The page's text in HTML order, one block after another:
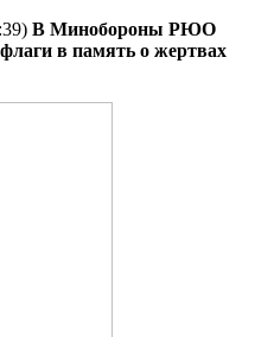
В Минобороны РЮО
в память о жертвах